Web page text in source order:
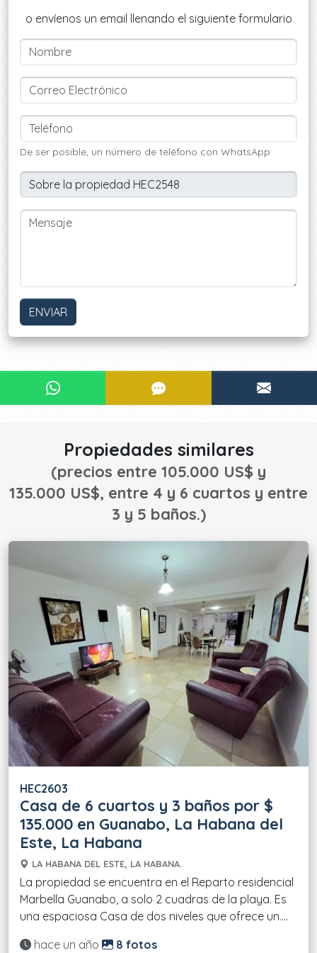
o envíenos un email llenando el siguiente formulario
De ser posible, un número de teléfono con WhatsApp
ENVIAR
¿Le interesa?
¡CONTACTE AHORA!
CONTACTAR POR WHATSAPP
CONTACTAR POR SMS
Propiedades similares
(precios entre 105.000 US$ y
135.000 US$, entre 4 y 6 cuartos y entre
3 y 5 baños.)
HEC2603
Casa de 6 cuartos y 3 baños por $
135.000 en Guanabo, La Habana del
Este, La Habana
LA HABANA DEL ESTE, LA HABANA.
La propiedad se encuentra en el Reparto residencial
Marbella Guanabo, a solo 2 cuadras de la playa. Es
una espaciosa Casa de dos niveles que ofrece un....
Actualizado:
hace un año 8 fotos